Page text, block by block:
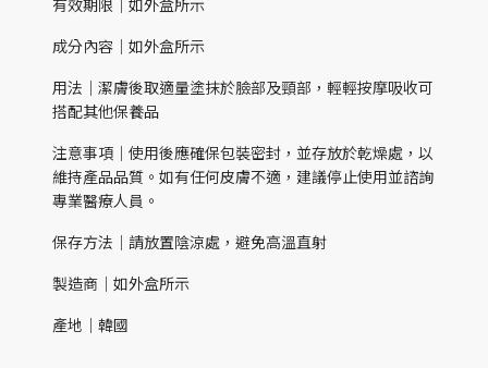
有效期限｜如外盒所示
成分內容｜如外盒所示
用法｜潔膚後取適量塗抹於臉部及頸部，輕輕按摩吸收可
搭配其他保養品
注意事項｜使用後應確保包裝密封，並存放於乾燥處，以
維持產品品質。如有任何皮膚不適，建議停止使用並諮詢
專業醫療人員。
保存方法｜請放置陰涼處，避免高溫直射
製造商｜如外盒所示
產地｜韓國